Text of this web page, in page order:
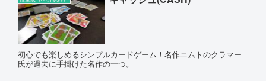
初心でも楽しめるシンプルカードゲーム！名作ニムトのクラマー
氏が過去に手掛けた名作の一つ。